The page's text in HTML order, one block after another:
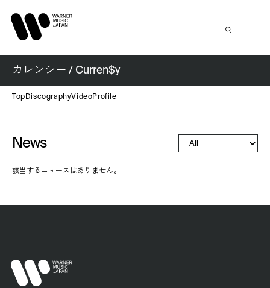
カレンシー / Curren$y
Top DiscographyVideoProfile
News
該当するニュースはありません。